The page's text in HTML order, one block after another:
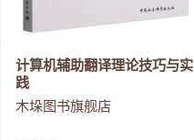
计算机辅助翻译理论技巧与实
践
木垛图书旗舰店